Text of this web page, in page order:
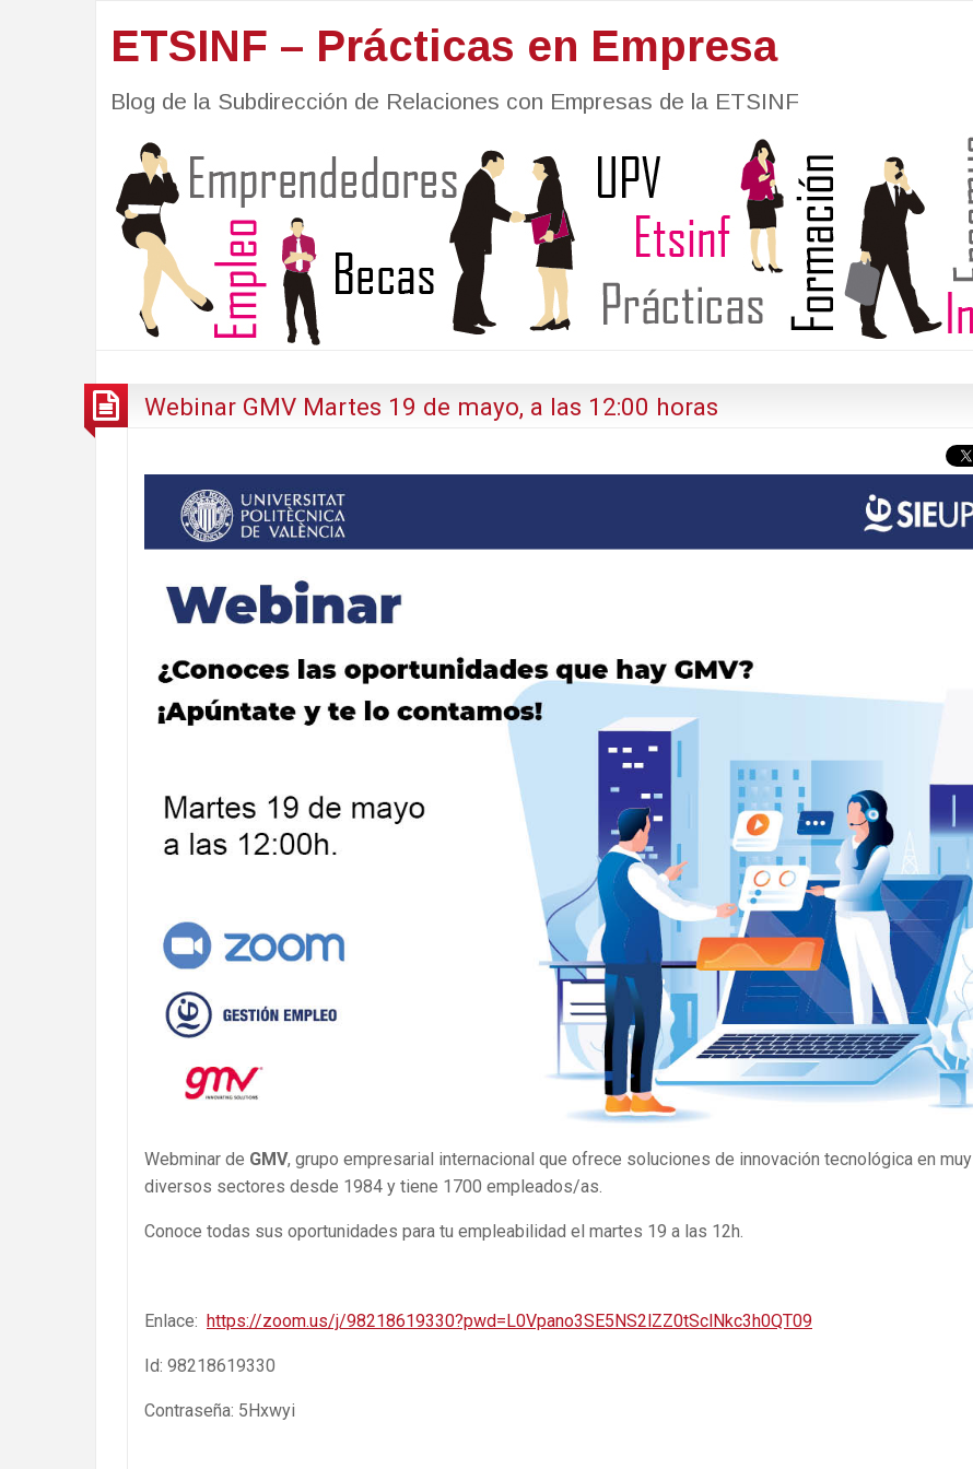
ETSINF – Prácticas en Empresa
Blog de la Subdirección de Relaciones con Empresas de la ETSINF
Webinar GMV Martes 19 de mayo, a las 12:00 horas
Webminar de GMV, grupo empresarial internacional que ofrece soluciones de innovación tecnológica en muy
diversos sectores desde 1984 y tiene 1700 empleados/as.
Conoce todas sus oportunidades para tu empleabilidad el martes 19 a las 12h.
Enlace: https://zoom.us/j/98218619330?pwd=L0Vpano3SE5NS2lZZ0tSclNkc3h0QT09
Id: 98218619330
Contraseña: 5Hxwyi